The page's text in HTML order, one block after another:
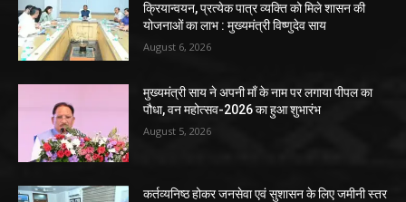
क्रियान्वयन, प्रत्येक पात्र व्यक्ति को मिले शासन की
योजनाओं का लाभ : मुख्यमंत्री विष्णुदेव साय
August 6, 2026
मुख्यमंत्री साय ने अपनी माँ के नाम पर लगाया पीपल का
पौधा, वन महोत्सव-2026 का हुआ शुभारंभ
August 5, 2026
कर्तव्यनिष्ठ होकर जनसेवा एवं सुशासन के लिए जमीनी स्तर